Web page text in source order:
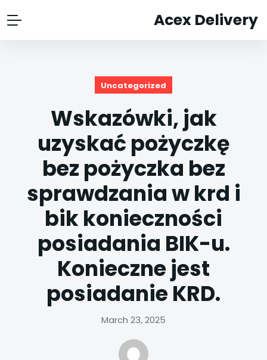
Acex Delivery
Uncategorized
Wskazówki, jak
uzyskać pożyczkę
bez pożyczka bez
sprawdzania w krd i
bik konieczności
posiadania BIK-u.
Konieczne jest
posiadanie KRD.
March 23, 2025